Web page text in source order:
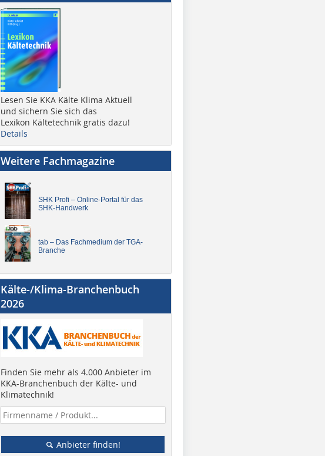
Lesen Sie KKA Kälte Klima Aktuell
und sichern Sie sich das
Lexikon Kältetechnik gratis dazu!
Details
Weitere Fachmagazine
SHK Profi – Online-Portal für das
SHK-Handwerk
tab – Das Fachmedium der TGA-
Branche
Kälte-/Klima-Branchenbuch
2026
Finden Sie mehr als 4.000 Anbieter im
KKA-Branchenbuch der Kälte- und
Klimatechnik!
Anbieter finden!